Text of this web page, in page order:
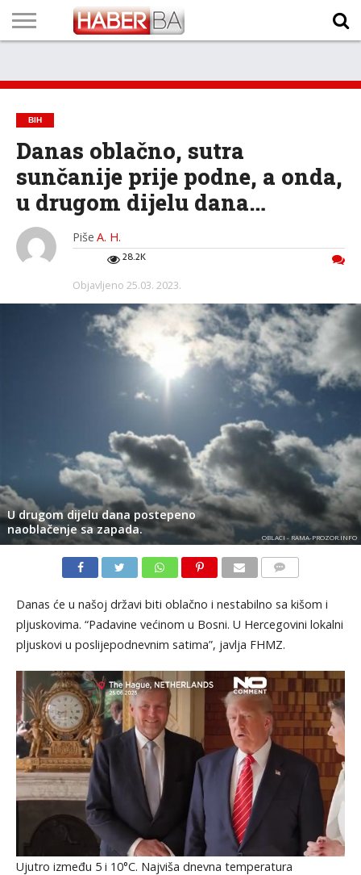
TECH
PROGRAM
PROGNOZA
PUTEVIMA
LISTA
NAMA
BIH
Danas oblačno, sutra
sunčanije prije podne, a onda,
u drugom dijelu dana…
Piše A. H.
28.2K
Objavljeno 25.03. 2023.
U drugom dijelu dana postepeno
naoblačenje sa zapada.
OBLACI - RAMA-PROZOR.INFO
Danas će u našoj državi biti oblačno i nestabilno sa kišom i
pljuskovima. “Padavine većinom u Bosni. U Hercegovini lokalni
pljuskovi u poslijepodnevnim satima”, javlja FHMZ.
Ujutro između 5 i 10°C. Najviša dnevna temperatura